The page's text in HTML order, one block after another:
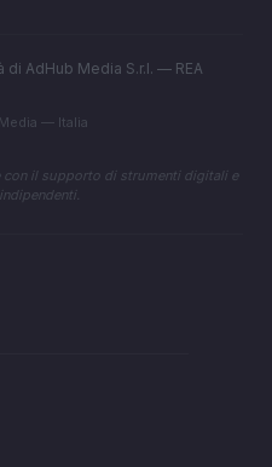
AdHub Media S.r.l. — REA
— Italia
con il supporto di strumenti digitali e